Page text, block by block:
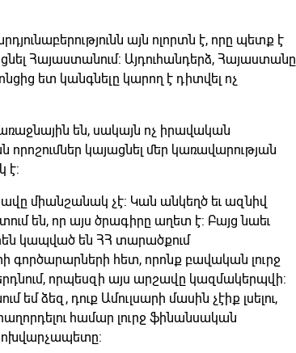
այն ոլորտն է, որը պետք է
Հայաստանում: Այդուհանդերձ, Հայաստանը
ետ կանգնելը կարող է դիտվել ոչ
են, սակայն ոչ իրավական
կայացնել մեր կառավարության
է:
միանշանակ չէ: Կան անկեղծ եւ ազնիվ
են, որ այս ծրագիրը աղետ է: Բայց նաեւ
կապված են ՀՀ տարածքում
գործարարների հետ, որոնք բավական լուրջ
որպեսզի այս արշավը կազմակերպվի:
եմ ձեզ, դուք Ամուլսարի մասին չէիք լսելու,
համար լուրջ ֆինանսական